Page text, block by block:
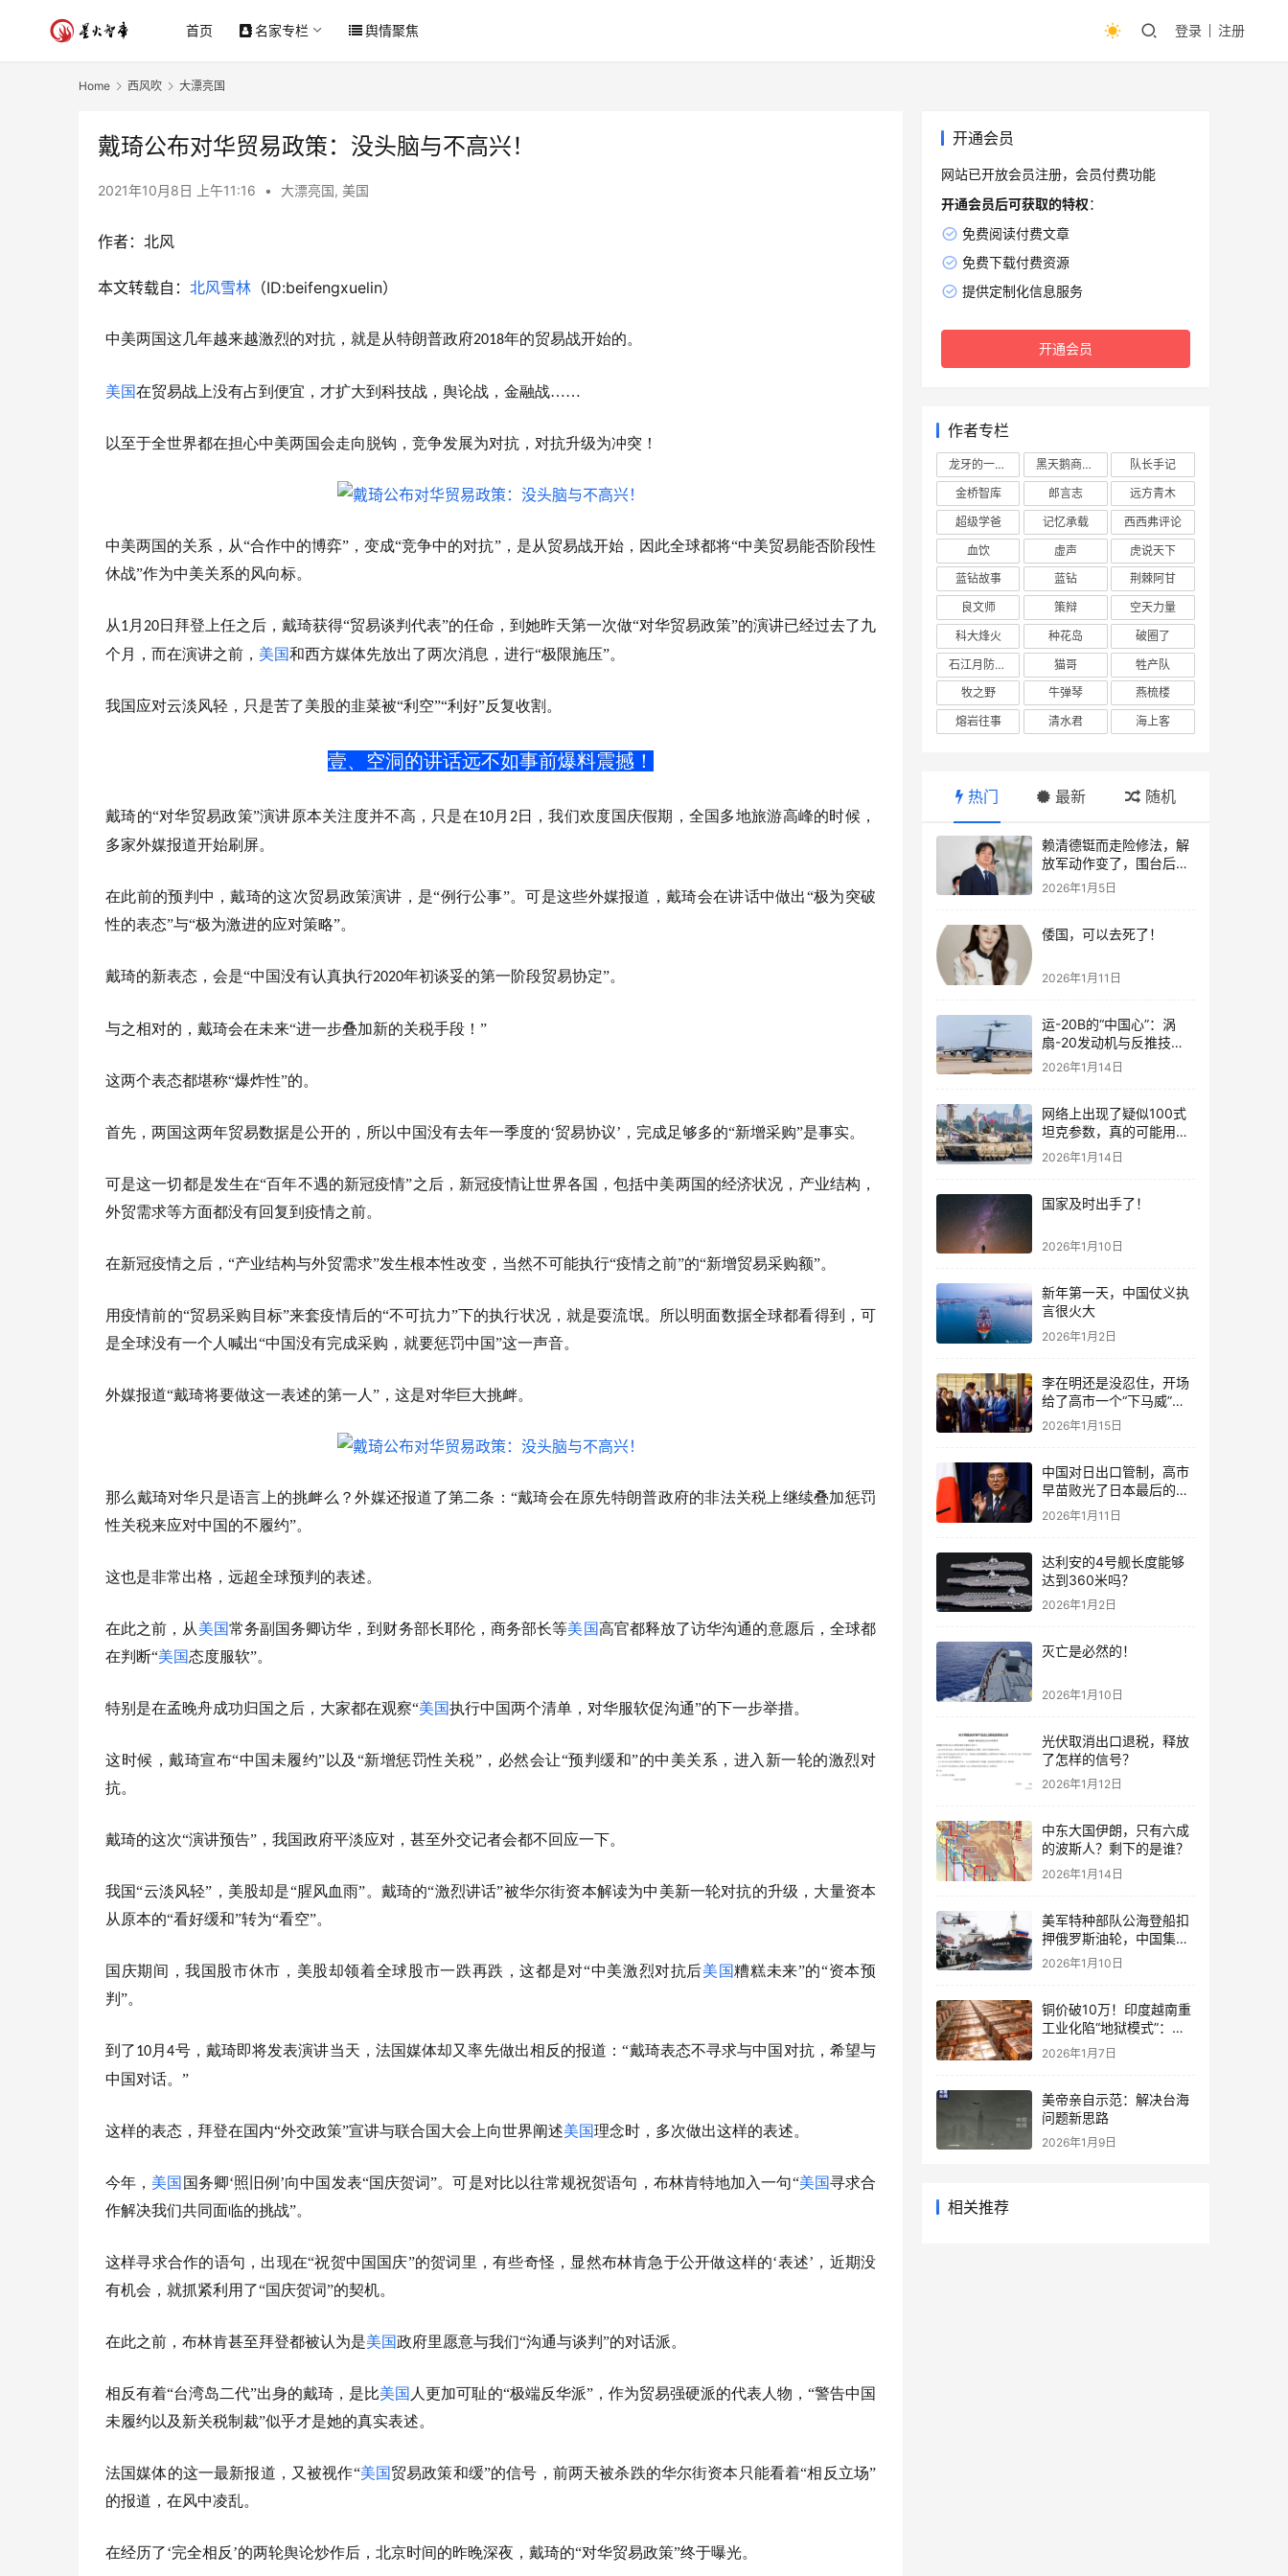
首页 名家专栏 舆情聚焦 登录 注册
Home 西风吹 大漂亮国
戴琦公布对华贸易政策：没头脑与不高兴！
2021年10月8日 上午11:16 • 大漂亮国, 美国
作者：北风
本文转载自： 北风雪林 （ID:beifengxuelin）
中美两国这几年越来越激烈的对抗，就是从特朗普政府2018年的贸易战开始的。
美国在贸易战上没有占到便宜，才扩大到科技战，舆论战，金融战……
以至于全世界都在担心中美两国会走向脱钩，竞争发展为对抗，对抗升级为冲突！
中美两国的关系，从“合作中的博弈”，变成“竞争中的对抗”，是从贸易战开始，因此全球都将“中美贸易能否阶段性
休战”作为中美关系的风向标。
从1月 20日拜登上任之后，戴琦获得“贸易谈判代表”的任命，到她昨天第一次做“对华贸易政策”的演讲已经过去了九
个月，而在演讲之前， 美国和西方媒体先放出了两次消息，进行“极限施压”。
我国应对云淡风轻，只是苦了美股的韭菜被“利空”“利好”反复收割。
壹、空洞的讲话远不如事前爆料震撼！
戴琦的“对华贸易政策”演讲原本关注度并不高，只是在10月 2日，我们欢度国庆假期，全国多地旅游高峰的时候，
多家外媒报道开始刷屏。
在此前的预判中，戴琦的这次贸易政策演讲，是“例行公事”。可是这些外媒报道，戴琦会在讲话中做出“极为突破
性的表态”与“极为激进的应对策略”。
戴琦的新表态，会是“中国没有认真执行2020年初谈妥的第一阶段贸易协定”。
与之相对的，戴琦会在未来“进一步叠加新的关税手段！”
这两个表态都堪称“爆炸性”的。
首先，两国这两年贸易数据是公开的，所以中国没有去年一季度的‘贸易协议’，完成足够多的“新增采购”是事实。
可是这一切都是发生在“百年不遇的新冠疫情”之后，新冠疫情让世界各国，包括中美两国的经济状况，产业结构，
外贸需求等方面都没有回复到疫情之前。
在新冠疫情之后，“产业结构与外贸需求”发生根本性改变，当然不可能执行“疫情之前”的“新增贸易采购额”。
用疫情前的“贸易采购目标”来套疫情后的“不可抗力”下的执行状况，就是耍流氓。所以明面数据全球都看得到，可
是全球没有一个人喊出“中国没有完成采购，就要惩罚中国”这一声音。
外媒报道“戴琦将要做这一表述的第一人”，这是对华巨大挑衅。
那么戴琦对华只是语言上的挑衅么？外媒还报道了第二条：“戴琦会在原先特朗普政府的非法关税上继续叠加惩罚
性关税来应对中国的不履约”。
这也是非常出格，远超全球预判的表述。
在此之前，从 美国常务副国务卿访华，到财务部长耶伦，商务部长等美国高官都释放了访华沟通的意愿后，全球都
在判断“美国 态度服软”。
特别是在孟晚舟成功归国之后，大家都在观察“美国执行中国两个清单，对华服软促沟通”的下一步举措。
这时候，戴琦宣布“中国未履约”以及“新增惩罚性关税”，必然会让“预判缓和”的中美关系，进入新一轮的激烈对
抗。
戴琦的这次“演讲预告”，我国政府平淡应对，甚至外交记者会都不回应一下。
我国“云淡风轻”，美股却是“腥风血雨”。戴琦的“激烈讲话”被华尔街资本解读为中美新一轮对抗的升级，大量资本
从原本的“看好缓和”转为“看空”。
国庆期间，我国股市休市，美股却领着全球股市一跌再跌，这都是对“中美激烈对抗后美国糟糕未来”的“资本预
判”。
到了10月4号，戴琦即将发表演讲当天，法国媒体却又率先做出相反的报道：“戴琦表态不寻求与中国对抗，希望与
中国对话。”
这样的表态，拜登在国内“外交政策”宣讲与联合国大会上向世界阐述美国理念时，多次做出这样的表述。
今年， 美国 国务卿‘照旧例’向中国发表“国庆贺词”。可是对比以往常规祝贺语句，布林肯特地加入一句“美国寻求合
作解决我们共同面临的挑战”。
这样寻求合作的语句，出现在“祝贺中国国庆”的贺词里，有些奇怪，显然布林肯急于公开做这样的‘表述’，近期没
有机会，就抓紧利用了“国庆贺词”的契机。
在此之前，布林肯甚至拜登都被认为是美国政府里愿意与我们“沟通与谈判”的对话派。
相反有着“台湾岛二代”出身的戴琦，是比美国 人更加可耻的“极端反华派”，作为贸易强硬派的代表人物，“警告中国
未履约以及新关税制裁”似乎才是她的真实表述。
法国媒体的这一最新报道，又被视作“美国 贸易政策和缓”的信号，前两天被杀跌的华尔街资本只能看着“相反立场”
的报道，在风中凌乱。
在经历了‘完全相反’的两轮舆论炒作后，北京时间的昨晚深夜，戴琦的“对华贸易政策”终于曝光。
开通会员
网站已开放会员注册，会员付费功能
开通会员后可获取的特权：
免费阅读付费文章
免费下载付费资源
提供定制化信息服务
开通会员
作者专栏
龙牙的一座山 黑天鹅商业情报站
队长手记
金桥智库
郎言志
远方青木
超级学爸
记忆承载
西西弗评论
血饮
虚声
虎说天下
蓝钻故事
蓝钻
荆棘阿甘
良文师
策辩
空天力量
科大烽火
种花岛
破圈了
石江月防务观察
猫哥
牲产队
牧之野
牛弹琴
燕梳楼
熔岩往事
清水君 海上客
热门 最新 随机
赖清德铤而走险修法，解
放军动作变了，围台后的
“真正杀招”曝光
2026年1月5日
倭国，可以去死了！
2026年1月11日
运-20B的“中国心”：涡
扇-20发动机与反推技术
大突破！
2026年1月14日
网络上出现了疑似100式
坦克参数，真的可能用了
钛合金装甲！
2026年1月14日
国家及时出手了！
2026年1月10日
新年第一天，中国仗义执
言很火大
2026年1月2日
李在明还是没忍住，开场
给了高市一个“下马威”，
还特意提到中国
2026年1月15日
中国对日出口管制，高市
早苗败光了日本最后的国
运
2026年1月11日
达利安的4号舰长度能够
达到360米吗？
2026年1月2日
灭亡是必然的！
2026年1月10日
光伏取消出口退税，释放
了怎样的信号？
2026年1月12日
中东大国伊朗，只有六成
的波斯人？剩下的是谁？
2026年1月14日
美军特种部队公海登船扣
押俄罗斯油轮，中国集装
箱武装船早有准备？
2026年1月10日
铜价破10万！印度越南重
工业化陷“地狱模式”：中
国当年抄底的历史红利，
再也复刻不了
2026年1月7日
美帝亲自示范：解决台海
问题新思路
2026年1月9日
相关推荐